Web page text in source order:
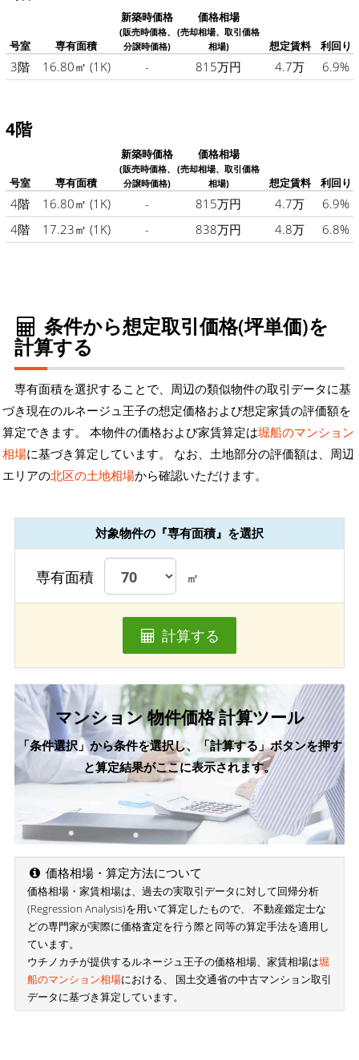
号室 専有面積
新築時価格
(販売時価格、
分譲時価格)
価格相場
(売却相場、取引価格
相場)
想定賃料 利回り
3階 16.80㎡ (1K) - 815万円 4.7万 6.9%
4階
号室 専有面積
新築時価格
(販売時価格、
分譲時価格)
価格相場
(売却相場、取引価格
相場)
想定賃料 利回り
4階 16.80㎡ (1K) - 815万円 4.7万
6.9%
4階
17.23㎡ (1K) - 838万円 4.8万 6.8%
条件から想定取引価格(坪単価)を
計算する
専有面積を選択することで、周辺の類似物件の取引データに基
づき現在のルネージュ王子の想定価格および想定家賃の評価額を
算定できます。 本物件の価格および家賃算定は堀船のマンション
相場に基づき算定しています。 なお、土地部分の評価額は、周辺
エリアの北区の土地相場から確認いただけます。
対象物件の『専有面積』を選択
専有面積 ㎡
計算する
マンション 物件価格 計算ツール
「条件選択」から条件を選択し、「計算する」ボタンを押す
と算定結果がここに表示されます。
価格相場・算定方法について
価格相場・家賃相場は、過去の実取引データに対して回帰分析
(Regression Analysis)を用いて算定したもので、 不動産鑑定士な
どの専門家が実際に価格査定を行う際と同等の算定手法を適用し
ています。
ウチノカチが提供するルネージュ王子の価格相場、家賃相場は堀
船のマンション相場における、 国土交通省の中古マンション取引
データに基づき算定しています。